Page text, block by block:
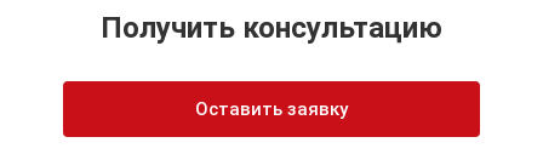
Получить консультацию
Оставить заявку